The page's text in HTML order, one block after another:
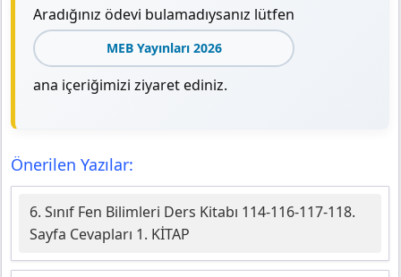
Aradığınız ödevi bulamadıysanız lütfen
MEB Yayınları 2026
ana içeriğimizi ziyaret ediniz.
Önerilen Yazılar:
6. Sınıf Fen Bilimleri Ders Kitabı 114-116-117-118.
Sayfa Cevapları 1. KİTAP